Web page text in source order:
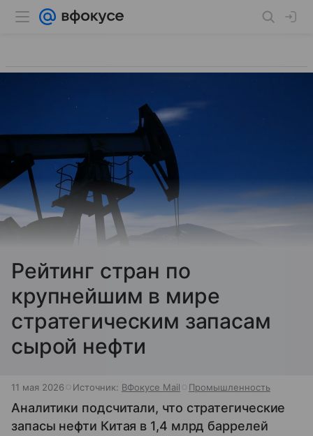
Рейтинг стран по
крупнейшим в мире
стратегическим запасам
сырой нефти
11 мая 2026 Источник: ВФокусе Mail Промышленность
Аналитики подсчитали, что стратегические
запасы нефти Китая в 1,4 млрд баррелей